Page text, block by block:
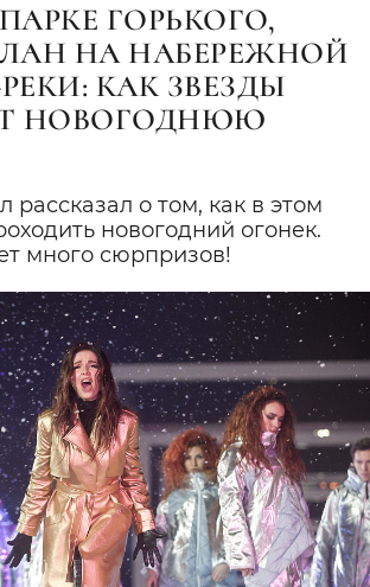
ГОРЬКОГО,
НА НАБЕРЕЖНОЙ
КАК ЗВЕЗДЫ
НОВОГОДНЮЮ
рассказал о том, как в этом
новогодний огонек.
много сюрпризов!